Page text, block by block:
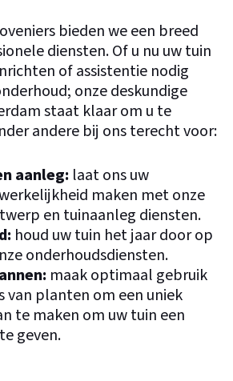
bieden we een breed
diensten. Of u nu uw tuin
of assistentie nodig
onze deskundige
staat klaar om u te
andere bij ons terecht voor:
aanleg: laat ons uw
maken met onze
en tuinaanleg diensten.
: houd uw tuin het jaar door op
onderhoudsdiensten.
maak optimaal gebruik
van planten om een uniek
te maken om uw tuin een
geven.